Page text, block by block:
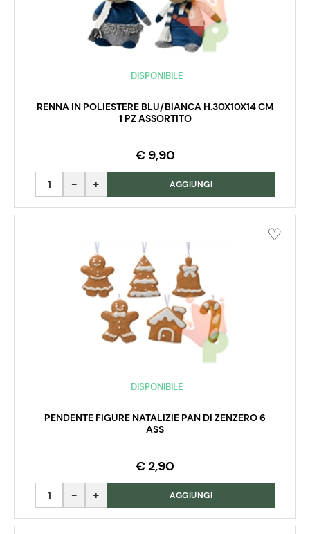
DISPONIBILE
RENNA IN POLIESTERE BLU/BIANCA H.30X10X14 CM
1 PZ ASSORTITO
€ 9,90
Quantità AGGIUNGI
DISPONIBILE
PENDENTE FIGURE NATALIZIE PAN DI ZENZERO 6
ASS
€ 2,90
Quantità AGGIUNGI